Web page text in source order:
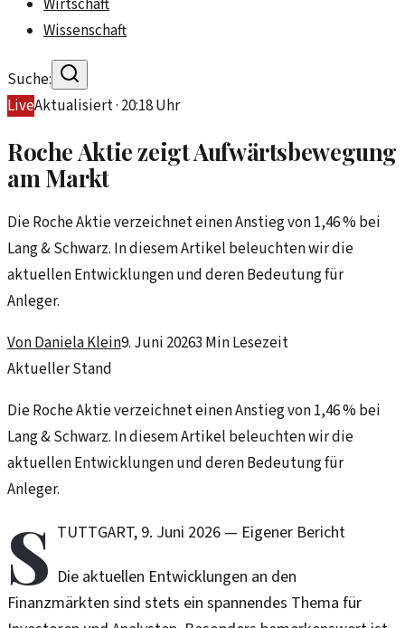
Wirtschaft
Wissenschaft
Suche:
LiveAktualisiert · 20:18Uhr
Roche Aktie zeigt Aufwärtsbewegung
am Markt
Die Roche Aktie verzeichnet einen Anstieg von 1,46 % bei
Lang & Schwarz. In diesem Artikel beleuchten wir die
aktuellen Entwicklungen und deren Bedeutung für
Anleger.
VonDaniela Klein9. Juni 20263 Min Lesezeit
Aktueller Stand
Die Roche Aktie verzeichnet einen Anstieg von 1,46 % bei
Lang & Schwarz. In diesem Artikel beleuchten wir die
aktuellen Entwicklungen und deren Bedeutung für
Anleger.
S TUTTGART, 9. Juni 2026— Eigener Bericht
Die aktuellen Entwicklungen an den
Finanzmärkten sind stets ein spannendes Thema für